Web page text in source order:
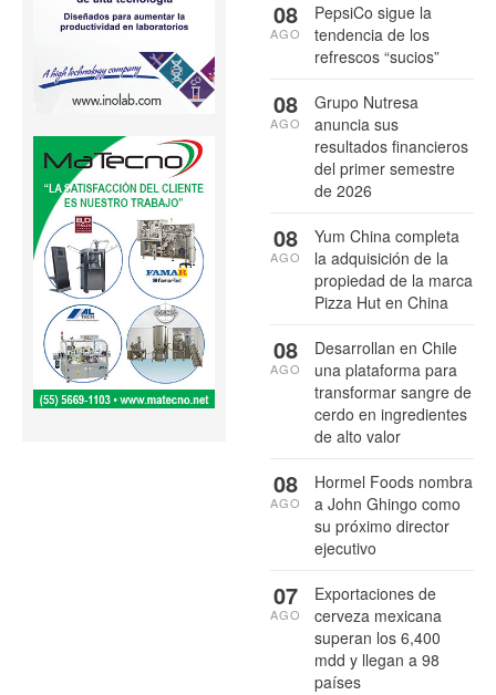
PepsiCo sigue la
tendencia de los
refrescos “sucios”
08
AGO
Grupo Nutresa
anuncia sus
resultados financieros
del primer semestre
de 2026
08
AGO
Yum China completa
la adquisición de la
propiedad de la marca
Pizza Hut en China
08
AGO
Desarrollan en Chile
una plataforma para
transformar sangre de
cerdo en ingredientes
de alto valor
08
AGO
Hormel Foods nombra
a John Ghingo como
su próximo director
ejecutivo
08
AGO
Exportaciones de
cerveza mexicana
superan los 6,400
mdd y llegan a 98
países
07
AGO